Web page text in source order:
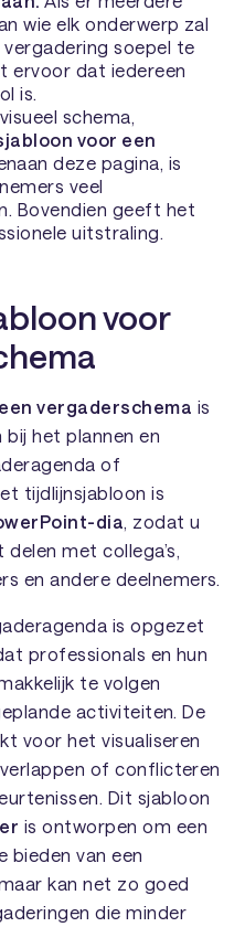
wie elk onderwerp zal
soepel te
ervoor dat iedereen
is.
schema,
voor een
deze pagina, is
veel
Bovendien geeft het
uitstraling.
voor
vergaderschema is
het plannen en
of
tijdlijnsjabloon is
dia, zodat u
met collega’s,
en andere deelnemers.
is opgezet
professionals en hun
te volgen
activiteiten. De
voor het visualiseren
of conflicteren
Dit sjabloon
is ontworpen om een
bieden van een
kan net zo goed
die minder